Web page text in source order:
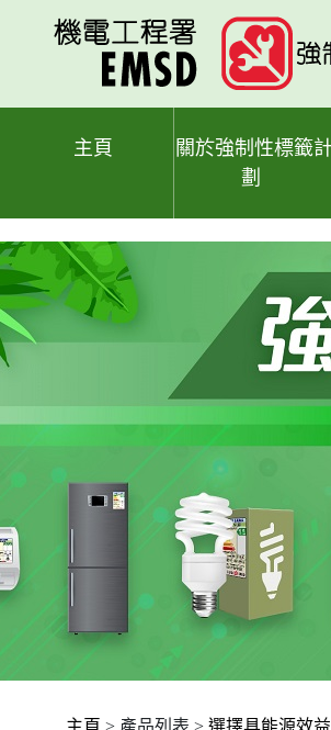
主頁
關於強制性標籤
劃
主頁 > 產品列表 > 選擇具能源效